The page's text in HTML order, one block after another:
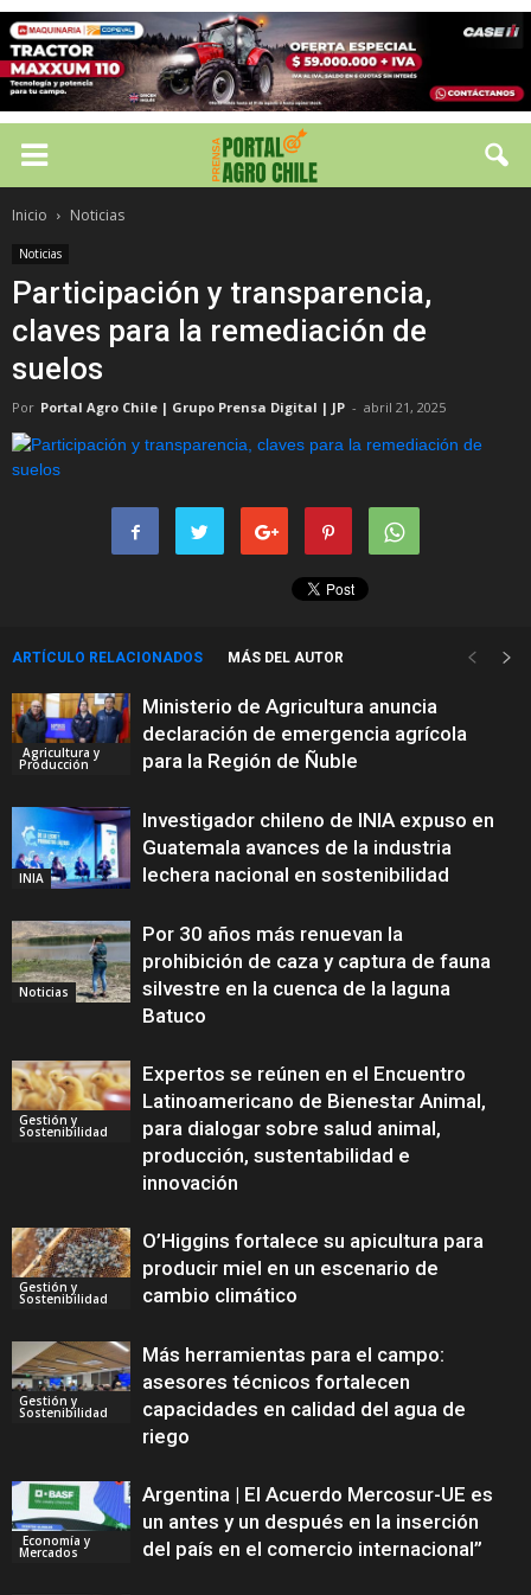
Inicio Noticias
Noticias
Participación y transparencia,
claves para la remediación de
suelos
Por Portal Agro Chile | Grupo Prensa Digital | JP - abril 21, 2025
ARTÍCULO RELACIONADOS MÁS DEL AUTOR
Agricultura y
Producción
Ministerio de Agricultura anuncia
declaración de emergencia agrícola
para la Región de Ñuble
INIA
Investigador chileno de INIA expuso en
Guatemala avances de la industria
lechera nacional en sostenibilidad
Noticias
Por 30 años más renuevan la
prohibición de caza y captura de fauna
silvestre en la cuenca de la laguna
Batuco
Gestión y
Sostenibilidad
Expertos se reúnen en el Encuentro
Latinoamericano de Bienestar Animal,
para dialogar sobre salud animal,
producción, sustentabilidad e
innovación
Gestión y
Sostenibilidad
O’Higgins fortalece su apicultura para
producir miel en un escenario de
cambio climático
Gestión y
Sostenibilidad
Más herramientas para el campo:
asesores técnicos fortalecen
capacidades en calidad del agua de
riego
Economía y
Mercados
Argentina | El Acuerdo Mercosur-UE es
un antes y un después en la inserción
del país en el comercio internacional”